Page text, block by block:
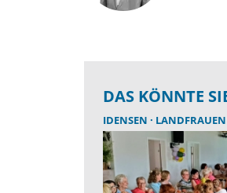
DAS KÖNNTE
IDENSEN LANDFRAUEN